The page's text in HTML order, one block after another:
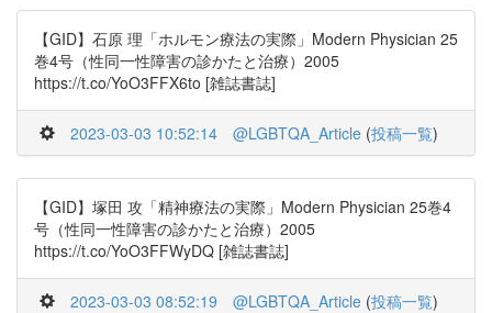
【GID】石原 理「ホルモン療法の実際」Modern Physician 25
巻4号（性同一性障害の診かたと治療）2005
https://t.co/YoO3FFX6to [雑誌書誌]
2023-03-03 10:52:14 @LGBTQA_Article (投稿一覧)
【GID】塚田 攻「精神療法の実際」Modern Physician 25巻4
号（性同一性障害の診かたと治療）2005
https://t.co/YoO3FFWyDQ [雑誌書誌]
2023-03-03 08:52:19 @LGBTQA_Article (投稿一覧)